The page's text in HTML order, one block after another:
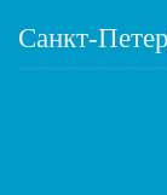
Санкт-